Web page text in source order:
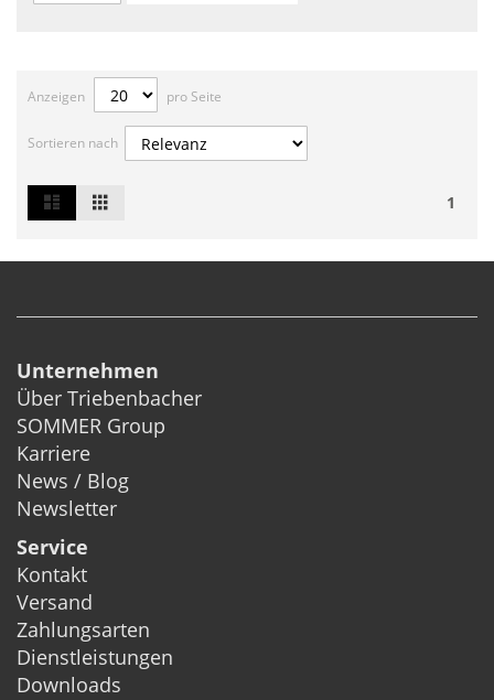
Anzeigen pro Seite
Sortieren nach
1
Ansicht
Unternehmen
Über Triebenbacher
SOMMER Group
Karriere
News / Blog
Newsletter
Service
Kontakt
Versand
Zahlungsarten
Dienstleistungen
Downloads